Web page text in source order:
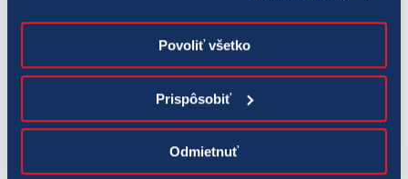
Povoliť všetko
Prispôsobiť
Odmietnuť